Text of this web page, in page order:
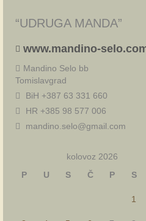
“UDRUGA MANDA”
www.mandino-
Mandino Selo bb
Tomislavgrad
BiH +387 63 331 660
HR +385 98 577 006
mandino.selo@gmail.com
kolovoz 2026
P
U S Č P S
1